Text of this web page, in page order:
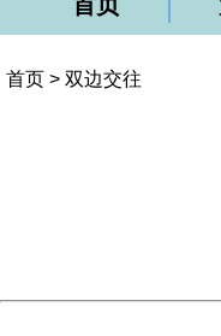
首页 > 双边交往